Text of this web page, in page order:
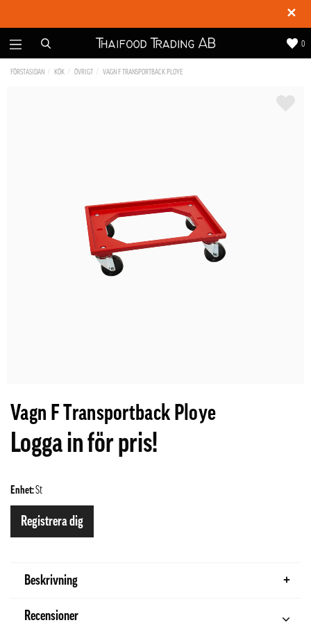
✕
0
FÖRSTASIDAN KÖK ÖVRIGT VAGN F TRANSPORTBACK PLOYE
Vagn F Transportback Ploye
Logga in för pris!
Enhet:St
Registrera dig
Beskrivning
Recensioner